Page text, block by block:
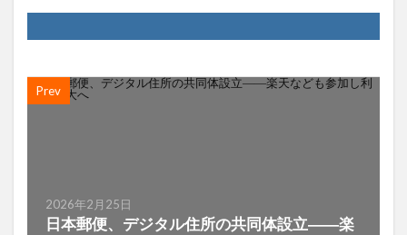
Prev
2026年2月25日
日本郵便、デジタル住所の共同体設立――楽